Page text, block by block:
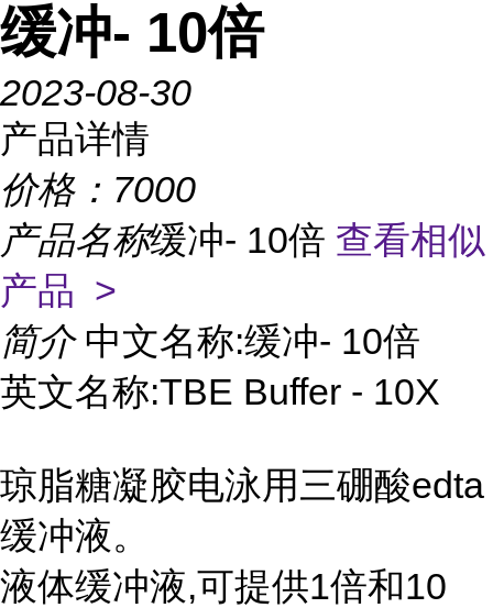
缓冲- 10倍
2023-08-30
产品详情
价格： 7000
产品名称缓冲- 10倍 查看相似
产品 >
简介 中文名称:缓冲- 10倍
英文名称:TBE Buffer - 10X
琼脂糖凝胶电泳用三硼酸edta
缓冲液。
液体缓冲液,可提供1倍和10